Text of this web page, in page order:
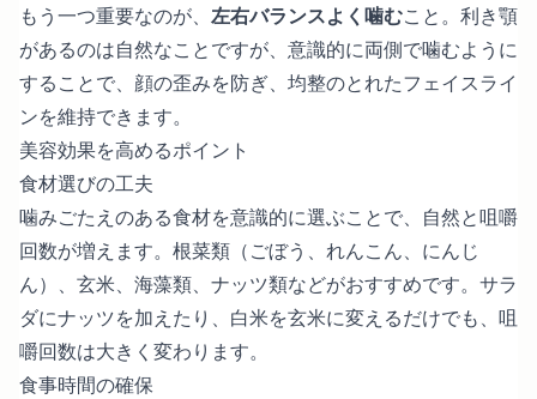
もう一つ重要なのが、 左右バランスよく噛むこと。利き顎
があるのは自然なことですが、意識的に両側で噛むように
することで、顔の歪みを防ぎ、均整のとれたフェイスライ
ンを維持できます。
美容効果を高めるポイント
食材選びの工夫
噛みごたえのある食材を意識的に選ぶことで、自然と咀嚼
回数が増えます。根菜類（ごぼう、れんこん、にんじ
ん）、玄米、海藻類、ナッツ類などがおすすめです。サラ
ダにナッツを加えたり、白米を玄米に変えるだけでも、咀
嚼回数は大きく変わります。
食事時間の確保